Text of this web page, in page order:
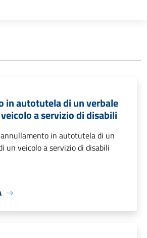
in autotutela di un verbale
a servizio di disabili
in autotutela di un
un veicolo a servizio di disabili